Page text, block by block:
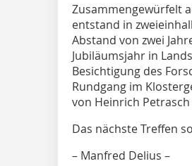
Zusammengewürfelt
entstand in
Abstand von zwei
Jubiläumsjahr in
Besichtigung des
Rundgang im
von Heinrich
Das nächste Treffen
– Manfred Delius –